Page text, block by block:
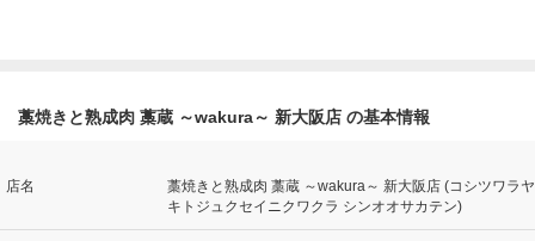
藁焼きと熟成肉 藁蔵 ～wakura～ 新大阪店 の基本情報
店名
藁焼きと熟成肉 藁蔵 ～wakura～ 新大阪店 (コシツワラヤ
キトジュクセイニクワクラ シンオオサカテン)